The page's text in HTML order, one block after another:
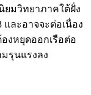
ยมวิทยาภาคใต้ฝั่ง
ละอาจจะต่อเนื่อง
องหยุดออกเรือต่อ
รุนแรงลง